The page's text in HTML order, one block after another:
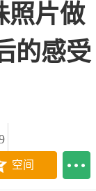
照片做
的感受
空间